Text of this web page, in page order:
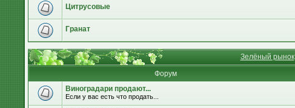
Цитрусовые
Гранат
Зелёный рынок
Форум
Виноградари продают...
Если у вас есть что продать...